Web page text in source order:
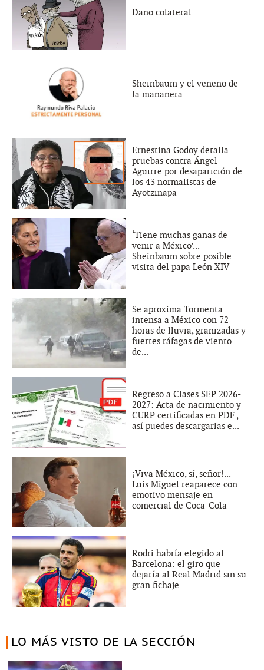
Daño colateral
Sheinbaum y el veneno de
la mañanera
Ernestina Godoy detalla
pruebas contra Ángel
Aguirre por desaparición de
los 43 normalistas de
Ayotzinapa
‘Tiene muchas ganas de
venir a México’...
Sheinbaum sobre posible
visita del papa León XIV
Se aproxima Tormenta
intensa a México con 72
horas de lluvia, granizadas y
fuertes ráfagas de viento
de...
Regreso a Clases SEP 2026-
2027: Acta de nacimiento y
CURP certificadas en PDF ,
así puedes descargarlas e...
¡Viva México, sí, señor!...
Luis Miguel reaparece con
emotivo mensaje en
comercial de Coca-Cola
Rodri habría elegido al
Barcelona: el giro que
dejaría al Real Madrid sin su
gran fichaje
LO MÁS VISTO DE LA SECCIÓN